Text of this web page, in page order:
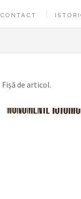
CONTACT
Fișă de articol.